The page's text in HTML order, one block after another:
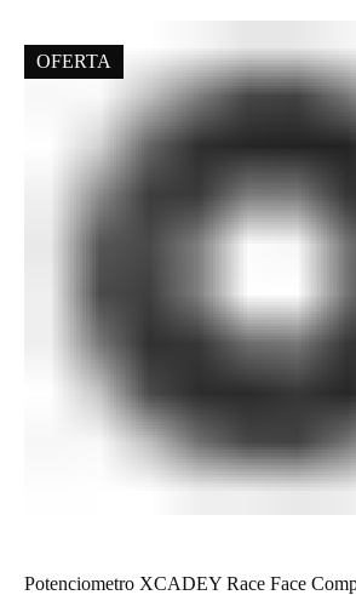
OFERTA
Potenciometro XCADEY Race Face